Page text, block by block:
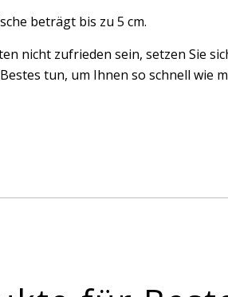
beträgt bis zu 5 cm.
nicht zufrieden sein, setzen Sie
tun, um Ihnen so schnell wie